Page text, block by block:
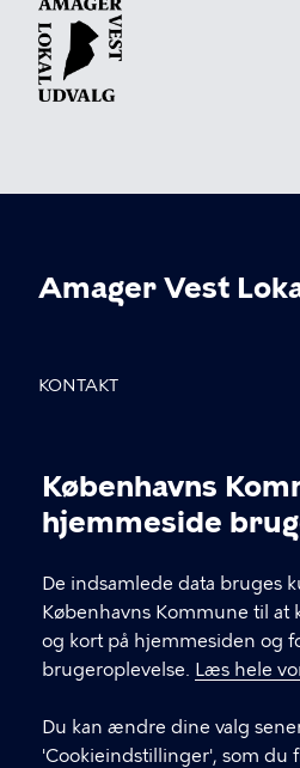
Københavns
hjemmeside
De indsamlede data bruges
Københavns Kommune til at
og kort på hjemmesiden og
brugeroplevelse. Læs hele
Du kan ændre dine valg
'Cookieindstillinger', som du
Amager Vest
KONTAKT
info@avlu.dk
21 51 39 35
LINKS
Facebook
Instagram